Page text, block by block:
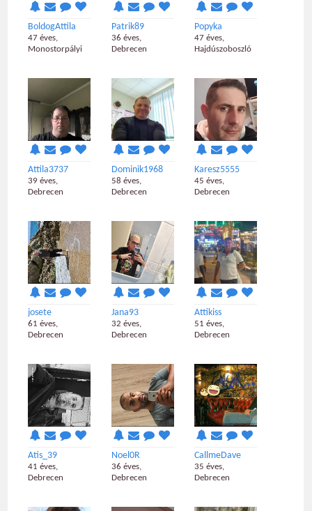
BoldogAttila
47 éves,
Monostorpályi
Patrik89
36 éves,
Debrecen
Popyka
47 éves,
Hajdúszoboszló
Attila3737
39 éves,
Debrecen
Dominik1968
58 éves,
Debrecen
Karesz5555
45 éves,
Debrecen
josete
61 éves,
Debrecen
Jana93
32 éves,
Debrecen
Attikiss
51 éves,
Debrecen
Atis_39
41 éves,
Debrecen
Noel0R
36 éves,
Debrecen
CallmeDave
35 éves,
Debrecen